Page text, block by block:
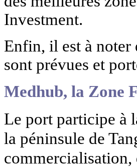
Investment.
Enfin, il est à noter
sont prévues et
Medhub, la Zone
Le port participe à
la péninsule de